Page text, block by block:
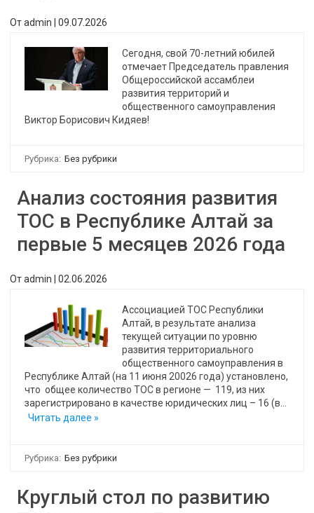
Отadmin 09.07.2026
Сегодня, свой 70-летний юбилей
отмечает Председатель правления
Общероссийской ассамблеи
развития территорий и
общественного самоуправления
Виктор Борисович Кидяев!
Рубрика: Без рубрики
Анализ состояния развития
ТОС в Республике Алтай за
первые 5 месяцев 2026 года
Отadmin 02.06.2026
Ассоциацией ТОС Республики
Алтай, в результате анализа
текущей ситуации по уровню
развития территориального
общественного самоуправления в
Республике Алтай (на 11 июня 20026 года) установлено,
что общее количество ТОС в регионе — 119, из них
зарегистрировано в качестве юридических лиц – 16 (в…
Читать далее »
Рубрика: Без рубрики
Круглый стол по развитию